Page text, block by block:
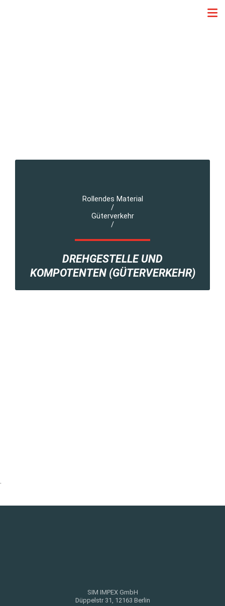
Rollendes Material
/
Güterverkehr
/
DREHGESTELLE UND
KOMPOTENTEN (GÜTERVERKEHR)
.
SIM IMPEX GmbH
Düppelstr 31, 12163 Berlin